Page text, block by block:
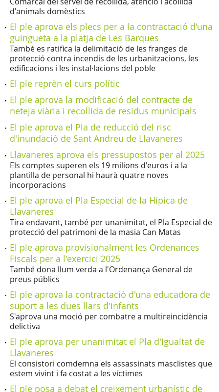
d'animals domèstics
El ple aprova els plecs per a la contractació d'una
guingueta a la platja de Les Barques
També es ratifica la delimitació de les franges de
protecció contra incendis de les urbanitzacions, les
edificacions i les instal·lacions del poble
El ple reprèn el curs polític
El ple aprova la modificació del contracte de
neteja viària i recollida de residus municipals
El ple aprova el Pla de reducció del risc
d'inundació de Sant Andreu de Llavaneres
Llavaneres aprova els pressupostos per al 2025
Els comptes superen els 19 milions d'euros i a la
plantilla de personal hi haurà quatre noves
incorporacions
El ple aprova el Pla Especial de la Hípica de
Llavaneres
Tira endavant, també per unanimitat, el Pla Especial de
protecció del patrimoni de la masia Can Matas
El ple aprova provisionalment les Ordenances
Fiscals per a l'exercici 2025
També dona llum verda a l'Ordenança General de
preus públics
El ple aprova la contractació d'una educadora de
suport a les dues llars d'infants
S'aprova una moció per combatre a multireincidència
delictiva
El ple aprova per unanimitat el Pla d'Igualtat de
Llavaneres
El consistori comdemna els assassinats masclistes que
estem vivint i fa costat a les víctimes
El ple posa a debat el creixement urbanístic de